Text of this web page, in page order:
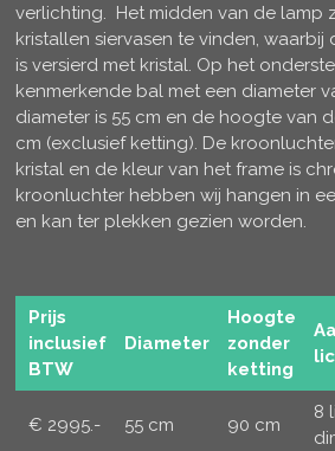
verlichting. Het midden van de lamp
kristallen siervasen te vinden, waarbij
is versierd met kristal. Op het
kenmerkende bal met een diameter
diameter is 55 cm en de hoogte van
cm (exclusief ketting). De
kristal en de kleur van het frame is
kroonluchter hebben wij hangen in
en kan ter plekken gezien worden.
Prijs
inclusief
BTW
Diameter
Hoogte
zonder
ketting
€ 2995.- 55 cm 90 cm
8